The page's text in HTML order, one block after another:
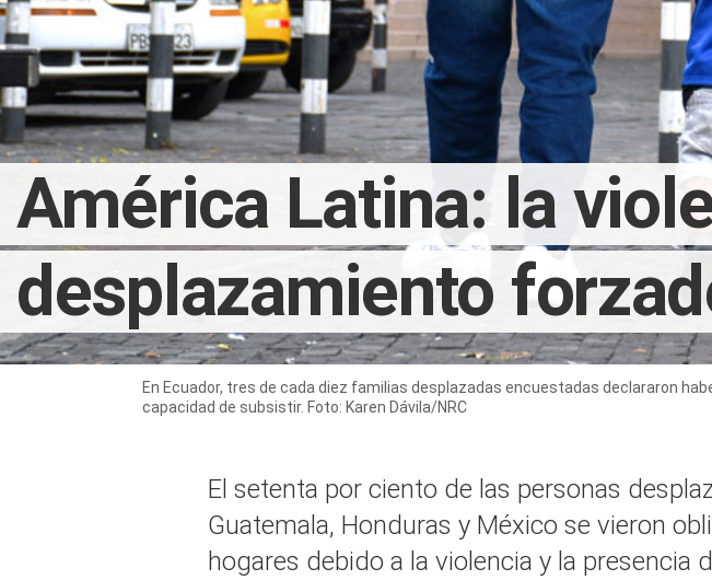
América Latina: la
desplazamiento
En Ecuador, tres de cada diez familias desplazadas encuestadas declararon
capacidad de subsistir. Foto: Karen Dávila/NRC
El setenta por ciento de las personas
Guatemala, Honduras y México se vieron
hogares debido a la violencia y la presencia